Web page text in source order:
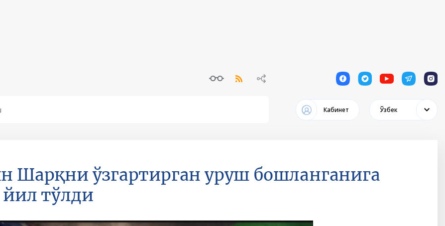
1 1 1 1 1
Кабинет Ўзбек
Шарқни ўзгартирган уруш бошланганига
йил тўлди